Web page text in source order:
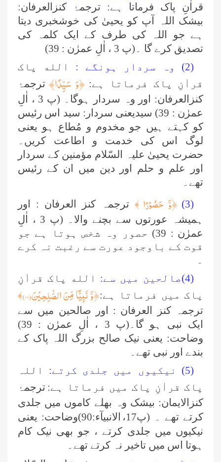
قراٰنِ پاک فرماتا ہے: ترجمۂ کنزالعرفان:
بیشک اللہ آپ کو یحییٰ کی خوشخبری دیتا
ہے جو اللہ کی طرف کے ایک کلمہ کی
تصدیق کرے گا ۔(پ 3 ، اٰلِ عمرٰن : 39)
(2) وہ سردار ہونگے :
الله پاک
قراٰنِ پاک فرماتا ہے: ﴿وَ سَیِّدًا﴾ترجمۂ
کنزالعرفان: اور وہ سردار ہوگا۔ (پ 3 ، اٰلِ
عمرٰن : 39) سیدیعنی سردار: سید اس رئیس
کو کہتے ہیں جو مخدوم و مُطاع ہو یعنی
لوگ اس کی خدمت و اطاعت کریں۔
حضرت یحییٰ علیہ السّلام مؤمنین کے سردار
اور علم و حلم اور دین میں ان کے رئیس
تھے۔
(3)
﴿وَّ حَصُوْرًا﴾ ترجمہ کنز العرفان : اور
ہمیشہ عورتوں سے بچنے والا۔ (پ 3 ، اٰلِ
عمرٰن : 39) حصور وہ شخص ہوتا ہے جو
قوت کے باوجود عورت سے رغبت نہ کرے
۔
(4)صالحین میں سے:
الله پاک قراٰنِ
پاک میں فرماتا ہے:﴿وَّ نَبِیًّا مِّنَ الصّٰلِحِیْنَ(۳۹)﴾
ترجمہ کنز العرفان : اور صالحین میں سے
ایک نبی ہو گا۔(پ 3 ، اٰلِ عمرٰن : 39)
وضاحت: یعنی نیک صالح بزرگ اللہ پاک کے
بندے اور نبی تھے۔
(5) نیکیوں میں جلدی کرتے:
اللہ
پاک قراٰنِ پاک میں فرماتا ہے: ترجمۂ
کنزالایمان: بیشک وہ بھلے کاموں میں جلدی
کرتے تھے ۔ (پ17،
الانبیآء:90)وضاحت: یعنی
نیکیوں میں جلدی کرتے ، جو بھی نیک کام
ہوتا اس میں تاخیر نہ کرتے تھے۔